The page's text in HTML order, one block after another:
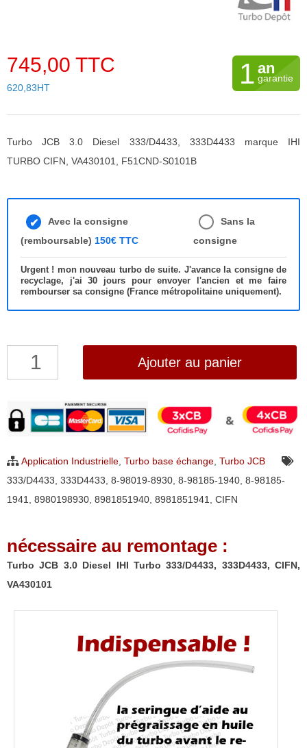
745,00 TTC
620,83HT 1 an
garantie
Turbo JCB 3.0 Diesel 333/D4433, 333D4433 marque IHI
TURBO CIFN, VA430101, F51CND-S0101B
Avec la consigne
(remboursable) 150€ TTC
Sans la
consigne
Urgent ! mon nouveau turbo de suite. J'avance la consigne de
recyclage, j'ai 30 jours pour envoyer l'ancien et me faire
rembourser sa consigne (France métropolitaine uniquement).
quantité
JCB
3.0
IHI
333/D4433,
CIFN,
VA430101
Ajouter au panier
Application Industrielle, Turbo base échange, Turbo JCB
333/D4433, 333D4433, 8-98019-8930, 8-98185-1940, 8-98185-
1941, 8980198930, 8981851940, 8981851941, CIFN
nécessaire au remontage :
Turbo JCB 3.0 Diesel IHI Turbo 333/D4433, 333D4433, CIFN,
VA430101